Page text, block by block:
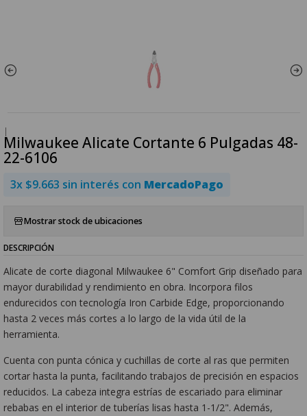
|
Milwaukee Alicate Cortante 6 Pulgadas 48-
22-6106
3x $9.663 sin interés con MercadoPago
Mostrar stock de ubicaciones
DESCRIPCIÓN
Alicate de corte diagonal Milwaukee 6" Comfort Grip diseñado para
mayor durabilidad y rendimiento en obra. Incorpora filos
endurecidos con tecnología Iron Carbide Edge, proporcionando
hasta 2 veces más cortes a lo largo de la vida útil de la
herramienta.
Cuenta con punta cónica y cuchillas de corte al ras que permiten
cortar hasta la punta, facilitando trabajos de precisión en espacios
reducidos. La cabeza integra estrías de escariado para eliminar
rebabas en el interior de tuberías lisas hasta 1-1/2". Además,